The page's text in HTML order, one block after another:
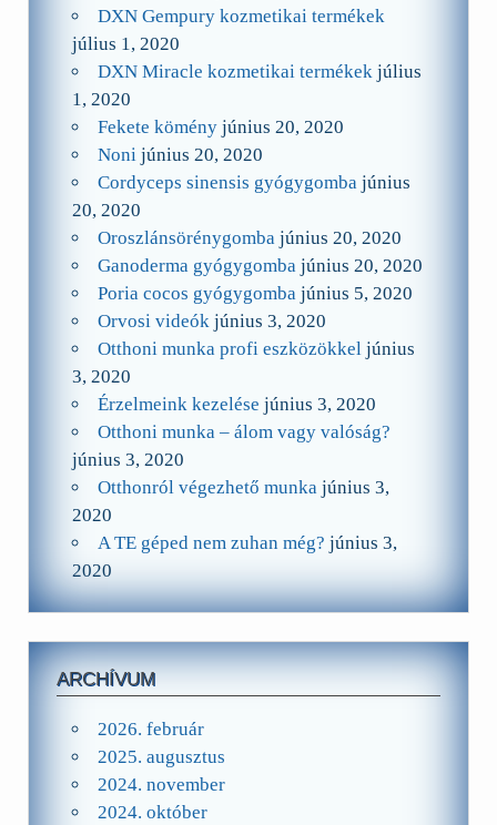
DXN Gempury kozmetikai termékek
július 1, 2020
DXN Miracle kozmetikai termékek július
1, 2020
Fekete kömény június 20, 2020
Noni június 20, 2020
Cordyceps sinensis gyógygomba június
20, 2020
Oroszlánsörénygomba június 20, 2020
Ganoderma gyógygomba június 20, 2020
Poria cocos gyógygomba június 5, 2020
Orvosi videók június 3, 2020
Otthoni munka profi eszközökkel június
3, 2020
Érzelmeink kezelése június 3, 2020
Otthoni munka – álom vagy valóság?
június 3, 2020
Otthonról végezhető munka június 3,
2020
A TE géped nem zuhan még? június 3,
2020
ARCHÍVUM
2026. február
2025. augusztus
2024. november
2024. október